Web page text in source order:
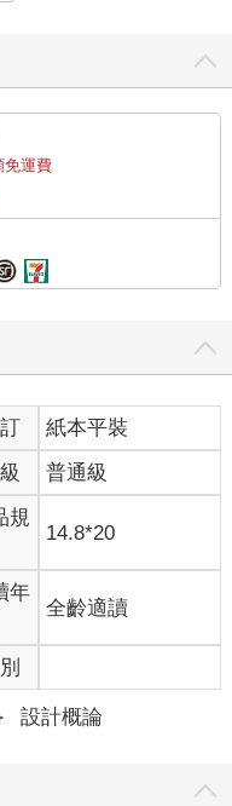
部分？在看到、碰觸到或
的內在特質是什麼？這項
、平易近人、訴求強
老派，還是簡單低調？
到好處？怎麼樣的顏
項產品的操控、按鈕、硬
該是怎麼樣的尺寸跟類
走前衛路線？使用者所
不堅固、流行與否、是否
在反覆使用這項產品後，
滿意的使用者會如何形容
格？他們的人格特質中有
更能切中人心？
、相交的過程成形。加
相機便是一例。
說像經過車床加工的木
原始的造型施加推壓或
免運費
紙本平裝
普通級
規
14.8*20
年
全齡適讀
設計概論